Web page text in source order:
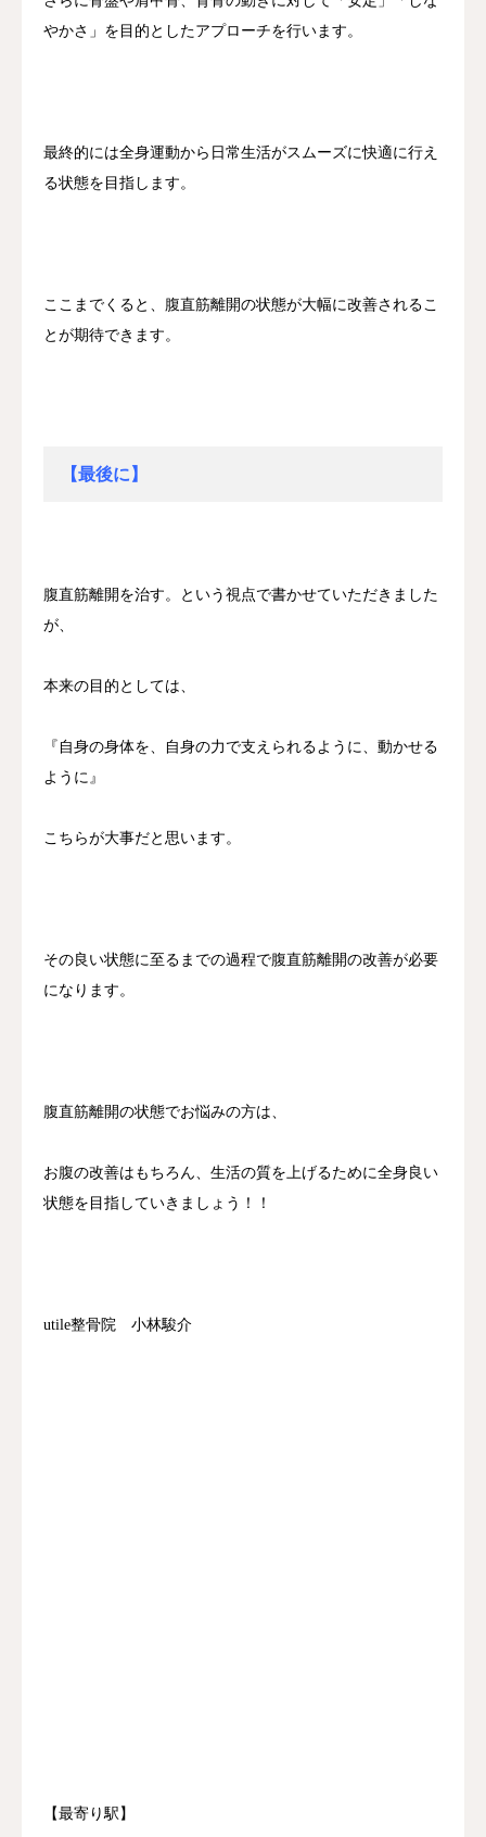
やかさ」を目的としたアプローチを行います。
最終的には全身運動から日常生活がスムーズに快適に行え
る状態を目指します。
ここまでくると、腹直筋離開の状態が大幅に改善されるこ
とが期待できます。
【最後に】
腹直筋離開を治す。という視点で書かせていただきました
が、
本来の目的としては、
『自身の身体を、自身の力で支えられるように、動かせる
ように』
こちらが大事だと思います。
その良い状態に至るまでの過程で腹直筋離開の改善が必要
になります。
腹直筋離開の状態でお悩みの方は、
お腹の改善はもちろん、生活の質を上げるために全身良い
状態を目指していきましょう！！
utile整骨院 小林駿介
【最寄り駅】